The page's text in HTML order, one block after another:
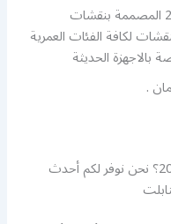
نوفر أيضا أحدث كفرات تلفونات 2021 المصممة بنقشات
لكافة الفئات العمرية
الحديثة
.
هل تبحث عن أحدث كفرات تلفونات 2021؟ نحن نوفر لكم أحدث